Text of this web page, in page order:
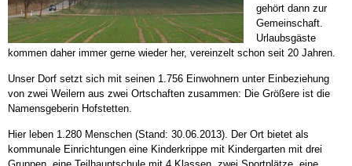
gehört dann zur
Gemeinschaft.
Urlaubsgäste
kommen daher immer gerne wieder her, vereinzelt schon seit 20 Jahren.
Unser Dorf setzt sich mit seinen 1.756 Einwohnern unter Einbeziehung
von zwei Weilern aus zwei Ortschaften zusammen: Die Größere ist die
Namensgeberin Hofstetten.
Hier leben 1.280 Menschen (Stand: 30.06.2013). Der Ort bietet als
kommunale Einrichtungen eine Kinderkrippe mit Kindergarten mit drei